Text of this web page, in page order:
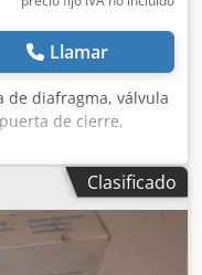
Llamar
de diafragma, válvula
de cierre,
A Tbxsfx
original -Tipo:
2-10 bar -
-Precio: por unidad
0,4 kg/unidad
Clasificado